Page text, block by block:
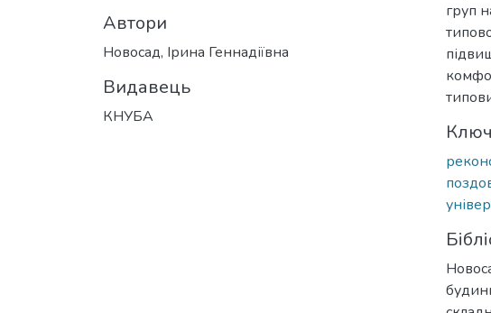
Автори
Новосад, Ірина Геннадіївна
Видавець
КНУБА
груп